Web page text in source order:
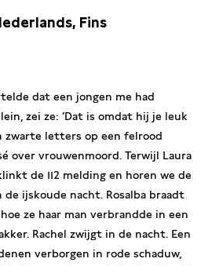
Fins
dat een jongen me had
zei ze: ‘Dat is omdat hij je leuk
zwarte letters op een felrood
over vrouwenmoord. Terwijl Laura
de 112 melding en horen we de
ijskoude nacht. Rosalba braadt
ze haar man verbrandde in een
Rachel zwijgt in de nacht. Een
verborgen in rode schaduw,